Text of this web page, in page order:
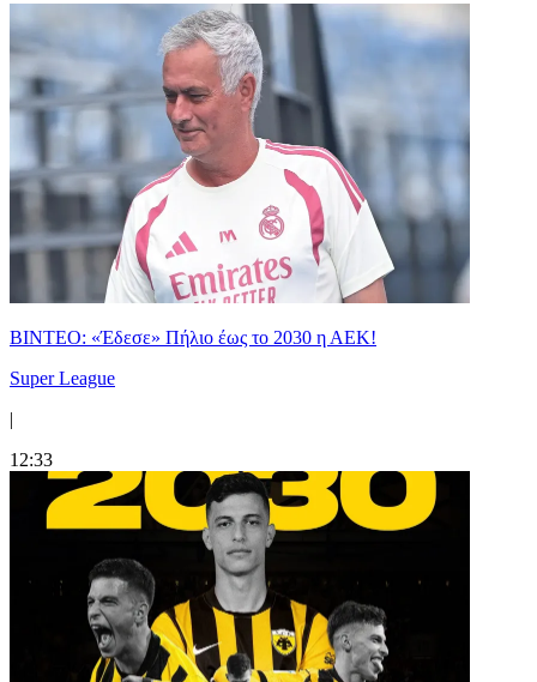
ΒΙΝΤΕΟ: «Έδεσε» Πήλιο έως το 2030 η ΑΕΚ!
Super League
|
12:33